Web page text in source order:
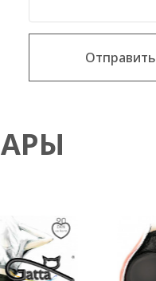
Отправить